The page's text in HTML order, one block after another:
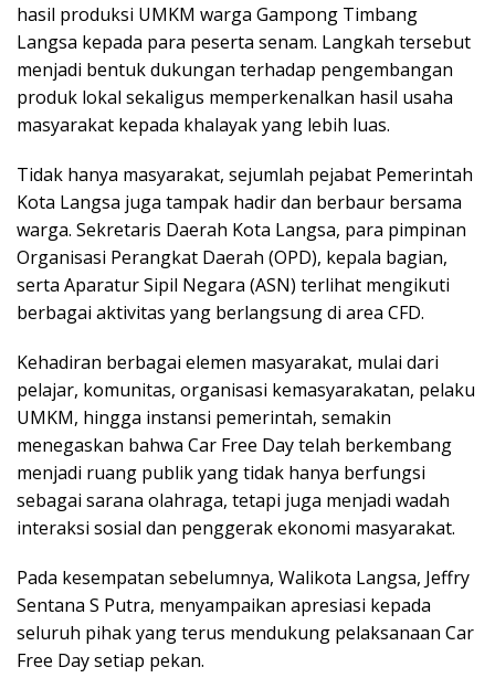
hasil produksi UMKM warga Gampong Timbang
Langsa kepada para peserta senam. Langkah tersebut
menjadi bentuk dukungan terhadap pengembangan
produk lokal sekaligus memperkenalkan hasil usaha
masyarakat kepada khalayak yang lebih luas.
Tidak hanya masyarakat, sejumlah pejabat Pemerintah
Kota Langsa juga tampak hadir dan berbaur bersama
warga. Sekretaris Daerah Kota Langsa, para pimpinan
Organisasi Perangkat Daerah (OPD), kepala bagian,
serta Aparatur Sipil Negara (ASN) terlihat mengikuti
berbagai aktivitas yang berlangsung di area CFD.
Kehadiran berbagai elemen masyarakat, mulai dari
pelajar, komunitas, organisasi kemasyarakatan, pelaku
UMKM, hingga instansi pemerintah, semakin
menegaskan bahwa Car Free Day telah berkembang
menjadi ruang publik yang tidak hanya berfungsi
sebagai sarana olahraga, tetapi juga menjadi wadah
interaksi sosial dan penggerak ekonomi masyarakat.
Pada kesempatan sebelumnya, Walikota Langsa, Jeffry
Sentana S Putra, menyampaikan apresiasi kepada
seluruh pihak yang terus mendukung pelaksanaan Car
Free Day setiap pekan.